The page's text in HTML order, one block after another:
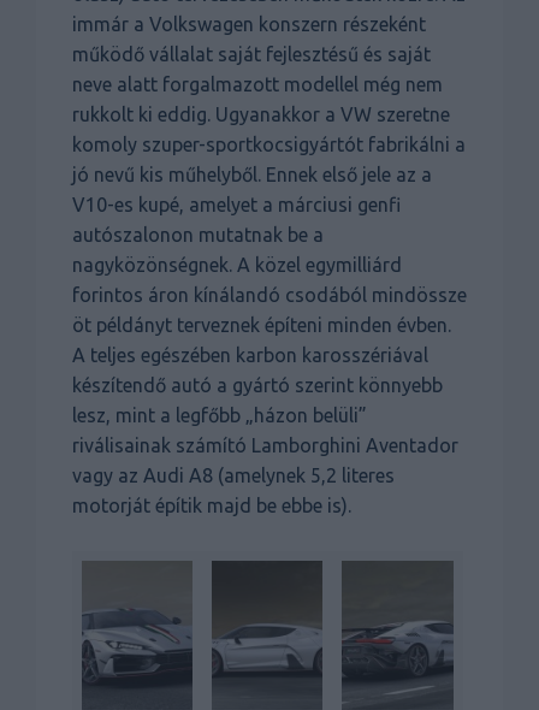
immár a Volkswagen konszern részeként
működő vállalat saját fejlesztésű és saját
neve alatt forgalmazott modellel még nem
rukkolt ki eddig. Ugyanakkor a VW szeretne
komoly szuper-sportkocsigyártót fabrikálni a
jó nevű kis műhelyből. Ennek első jele az a
V10-es kupé, amelyet a márciusi genfi
autószalonon mutatnak be a
nagyközönségnek. A közel egymilliárd
forintos áron kínálandó csodából mindössze
öt példányt terveznek építeni minden évben.
A teljes egészében karbon karosszériával
készítendő autó a gyártó szerint könnyebb
lesz, mint a legfőbb „házon belüli”
riválisainak számító Lamborghini Aventador
vagy az Audi A8 (amelynek 5,2 literes
motorját építik majd be ebbe is).